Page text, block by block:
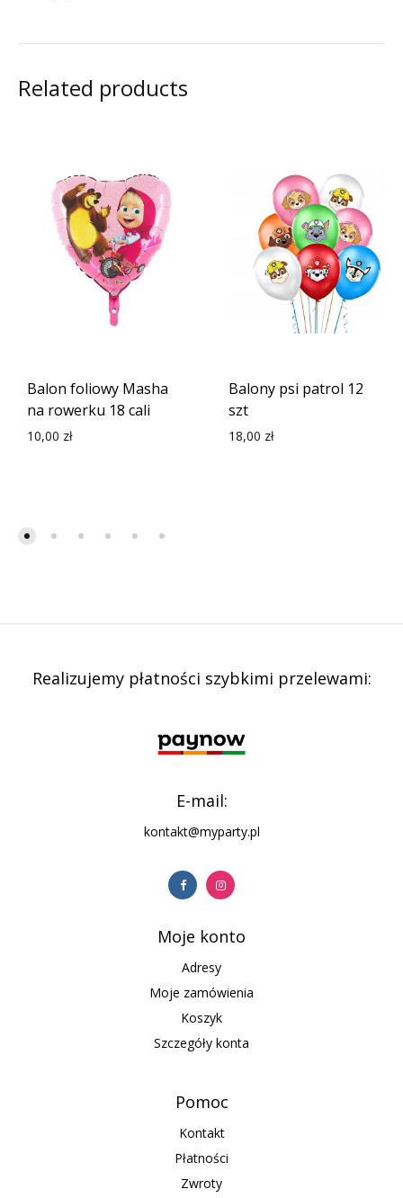
Related products
Balon foliowy Masha
na rowerku 18 cali
10,00 zł
Balony psi patrol 12
szt
18,00 zł
Realizujemy płatności szybkimi przelewami:
E-mail:
kontakt@myparty.pl
Moje konto
Adresy
Moje zamówienia
Koszyk
Szczegóły konta
Pomoc
Kontakt
Płatności
Zwroty